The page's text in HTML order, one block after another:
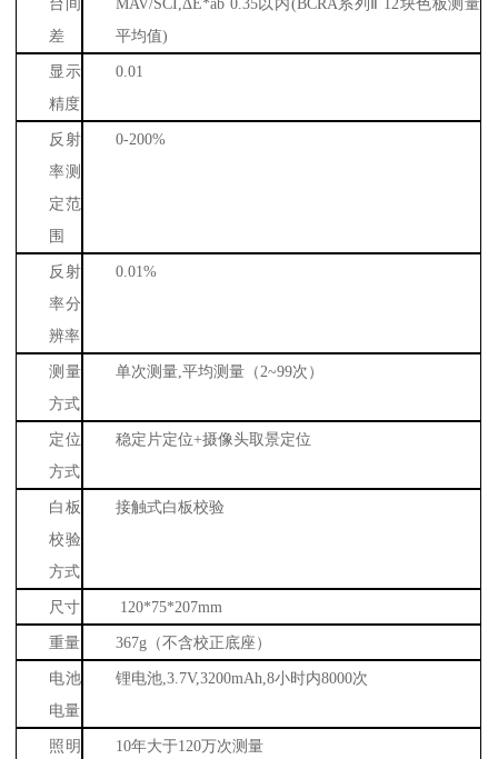
台间
差
MAV/SCI, ΔE*ab 0.35以内(BCRA 系列Ⅱ 12块色板测量
平均值)
显示
精度
0.01
反射
率测
定范
围
0-200%
反射
率分
辨率
0.01%
测量
方式
单次测量 ,平均测量（ 2~99次）
定位
方式
稳定片定位+摄像头取景定位
白板
校验
方式
接触式白板校验
尺寸 120*75*207mm
重量 367g （不含校正底座）
电池
电量
锂电池 ,3.7V,3200mAh,8小时内8000次
照明
10年大于120万次测量